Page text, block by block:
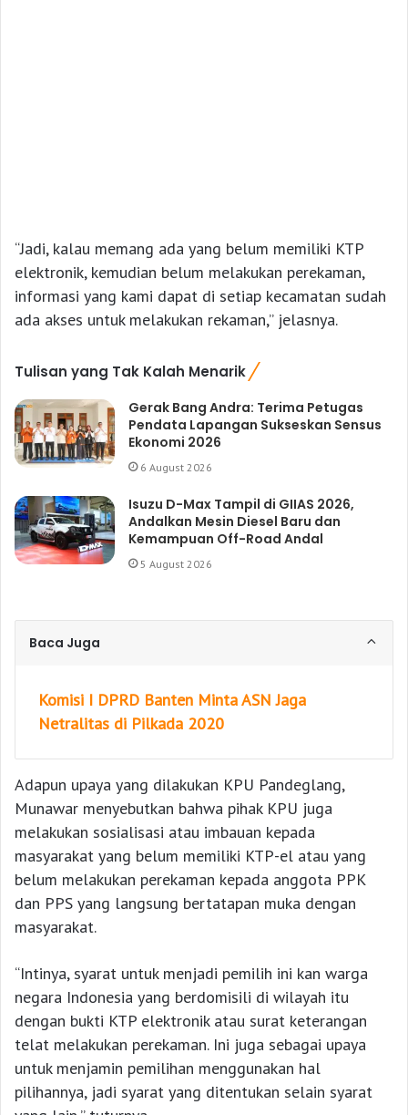
“Jadi, kalau memang ada yang belum memiliki KTP
elektronik, kemudian belum melakukan perekaman,
informasi yang kami dapat di setiap kecamatan sudah
ada akses untuk melakukan rekaman,” jelasnya.
Tulisan yang Tak Kalah Menarik
Gerak Bang Andra: Terima Petugas
Pendata Lapangan Sukseskan Sensus
Ekonomi 2026
6 August 2026
Isuzu D-Max Tampil di GIIAS 2026,
Andalkan Mesin Diesel Baru dan
Kemampuan Off-Road Andal
5 August 2026
Baca Juga
Komisi I DPRD Banten Minta ASN Jaga
Netralitas di Pilkada 2020
Adapun upaya yang dilakukan KPU Pandeglang,
Munawar menyebutkan bahwa pihak KPU juga
melakukan sosialisasi atau imbauan kepada
masyarakat yang belum memiliki KTP-el atau yang
belum melakukan perekaman kepada anggota PPK
dan PPS yang langsung bertatapan muka dengan
masyarakat.
“Intinya, syarat untuk menjadi pemilih ini kan warga
negara Indonesia yang berdomisili di wilayah itu
dengan bukti KTP elektronik atau surat keterangan
telat melakukan perekaman. Ini juga sebagai upaya
untuk menjamin pemilihan menggunakan hal
pilihannya, jadi syarat yang ditentukan selain syarat